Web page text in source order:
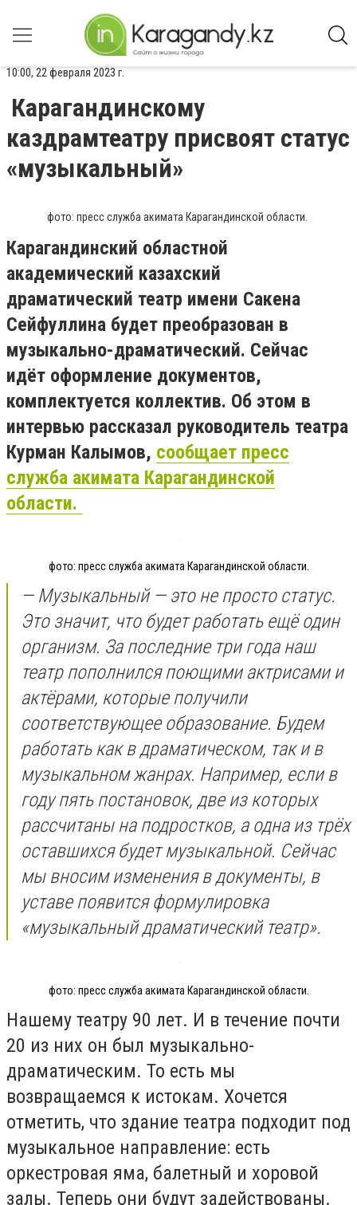
10:00, 22 февраля 2023 г.
Карагандинскому
каздрамтеатру присвоят статус
«музыкальный»
фото: пресс служба акимата Карагандинской области.
Карагандинский областной
академический казахский
драматический театр имени Сакена
Сейфуллина будет преобразован в
музыкально-драматический. Сейчас
идёт оформление документов,
комплектуется коллектив. Об этом в
интервью рассказал руководитель театра
Курман Калымов, сообщает пресс
служба акимата Карагандинской
области.
фото: пресс служба акимата Карагандинской области.
— Музыкальный — это не просто статус.
Это значит, что будет работать ещё один
организм. За последние три года наш
театр пополнился поющими актрисами и
актёрами, которые получили
соответствующее образование. Будем
работать как в драматическом, так и в
музыкальном жанрах. Например, если в
году пять постановок, две из которых
рассчитаны на подростков, а одна из трёх
оставшихся будет музыкальной. Сейчас
мы вносим изменения в документы, в
уставе появится формулировка
«музыкальный драматический театр».
фото: пресс служба акимата Карагандинской области.
Нашему театру 90 лет. И в течение почти
20 из них он был музыкально-
драматическим. То есть мы
возвращаемся к истокам. Хочется
отметить, что здание театра подходит под
музыкальное направление: есть
оркестровая яма, балетный и хоровой
залы. Теперь они будут задействованы.